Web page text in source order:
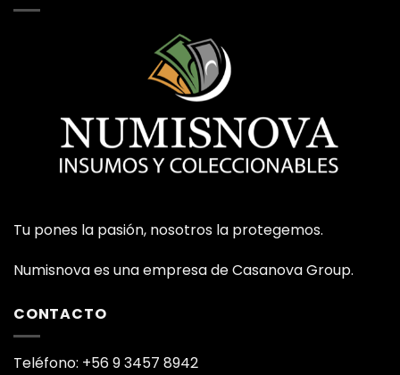
Tu pones la pasión, nosotros la protegemos.
Numisnova es una empresa de Casanova Group.
CONTACTO
Teléfono: +56 9 3457 8942